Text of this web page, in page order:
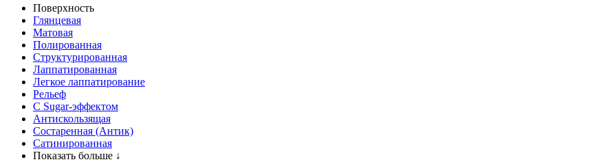
Поверхность
Глянцевая
Матовая
Полированная
Структурированная
Лаппатированная
Легкое лаппатирование
Рельеф
С Sugar-эффектом
Антискользящая
Состаренная (Антик)
Сатинированная
Показать больше ↓